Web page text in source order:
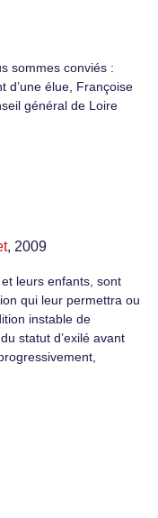
sommes conviés :
d’une élue, Françoise
général de Loire
, 2009
leurs enfants, sont
qui leur permettra ou
instable de
statut d’exilé avant